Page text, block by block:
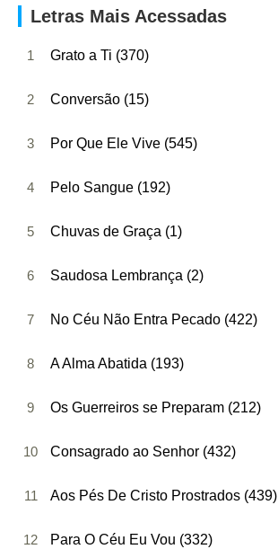
Letras Mais Acessadas
1 Grato a Ti (370)
2 Conversão (15)
3 Por Que Ele Vive (545)
4 Pelo Sangue (192)
5 Chuvas de Graça (1)
6 Saudosa Lembrança (2)
7 No Céu Não Entra Pecado (422)
8 A Alma Abatida (193)
9 Os Guerreiros se Preparam (212)
10 Consagrado ao Senhor (432)
11 Aos Pés De Cristo Prostrados (439)
12 Para O Céu Eu Vou (332)